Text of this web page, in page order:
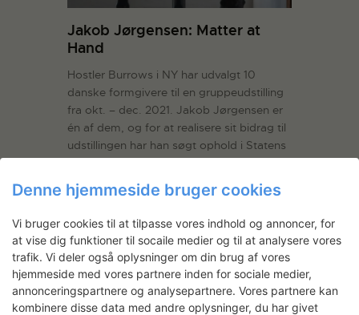
Jakob Jørgensen: Matter at
Hand
Hostler Burrows i NY har udvalgt 10
danske formgivere til en gruppeudstilling
fra okt. – dec. 2021. Jakob Jørgensen er
én af dem, og for at realisere sit bidrag til
udstillingen har han søgt ophold i Statens
Værksteders metalværksted.
Denne hjemmeside bruger cookies
Vi bruger cookies til at tilpasse vores indhold og annoncer, for
at vise dig funktioner til socaile medier og til at analysere vores
trafik. Vi deler også oplysninger om din brug af vores
hjemmeside med vores partnere inden for sociale medier,
annonceringspartnere og analysepartnere. Vores partnere kan
kombinere disse data med andre oplysninger, du har givet